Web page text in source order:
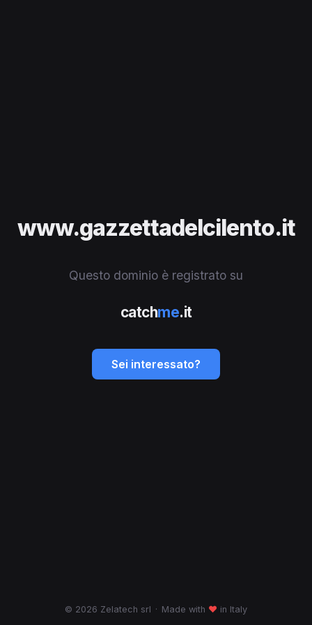
www.gazzettadelcilento.it
Questo dominio è registrato su
catchme.it
Sei interessato?
© 2026 Zelatech srl · Made with ♥ in Italy